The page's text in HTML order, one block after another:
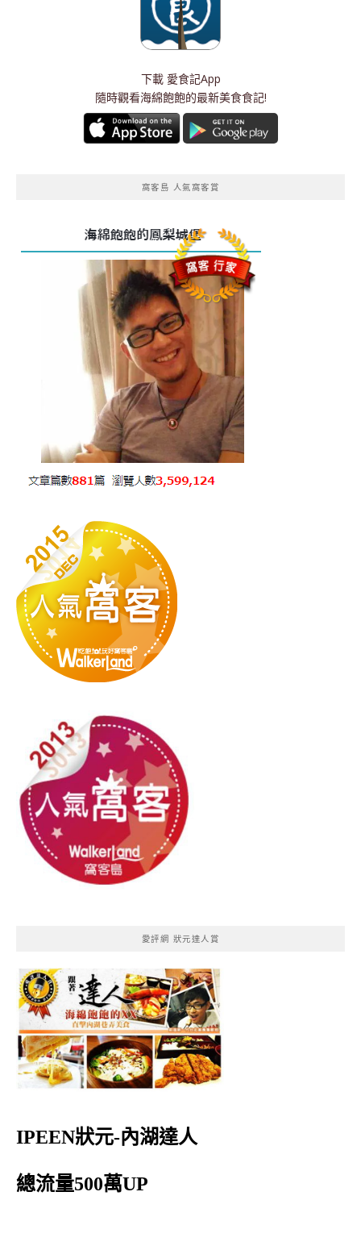
下載 愛食記App
隨時觀看海綿飽飽的最新美食食記!
窩客島 人氣窩客賞
愛評網 狀元達人賞
IPEEN狀元-內湖達人
總流量500萬UP